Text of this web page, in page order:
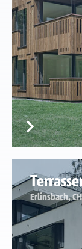
Erlinsbach, CH